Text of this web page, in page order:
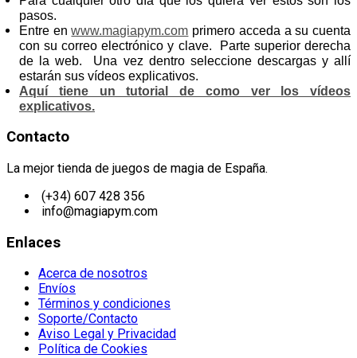
pasos.
Entre enwww.magiapym.com primero acceda a su cuenta
con su correo electrónico y clave. Parte superior derecha
de la web. Una vez dentro seleccione descargas y allí
estarán sus vídeos explicativos.
Aquí tiene un tutorial de como ver los vídeos
explicativos.
Contacto
La mejor tienda de juegos de magia de España.
(+34) 607 428 356
info@magiapym.com
Enlaces
Acerca de nosotros
Envíos
Términos y condiciones
Soporte/Contacto
Aviso Legal y Privacidad
Política de Cookies